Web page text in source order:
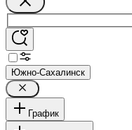
Южно-Сахалинск
График